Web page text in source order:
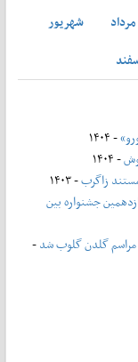
مرداد
شهريور
- ۱۴۰۴
- ۱۴۰۴
زاگرب- ۱۴۰۳
جشنواره بین
مراسم گلدن گلوب شد-